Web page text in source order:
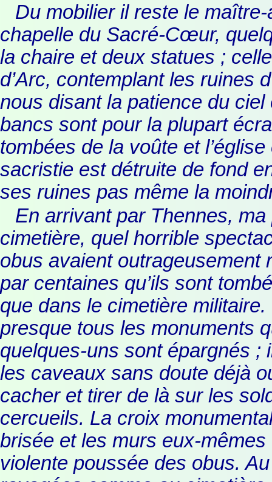
Du mobilier il reste le
chapelle du Sacré-Cœur,
la chaire et deux statues ;
d’Arc, contemplant les ruines
nous disant la patience du
bancs sont pour la plupart
tombées de la voûte et
sacristie est détruite de fond
ses ruines pas même la
En arrivant par Thennes,
cimetière, quel horrible
obus avaient outrageusement
par centaines qu’ils sont
que dans le cimetière
presque tous les monuments
quelques-uns sont épargnés
les caveaux sans doute déjà
cacher et tirer de là sur les
cercueils. La croix
brisée et les murs eux-
violente poussée des obus.